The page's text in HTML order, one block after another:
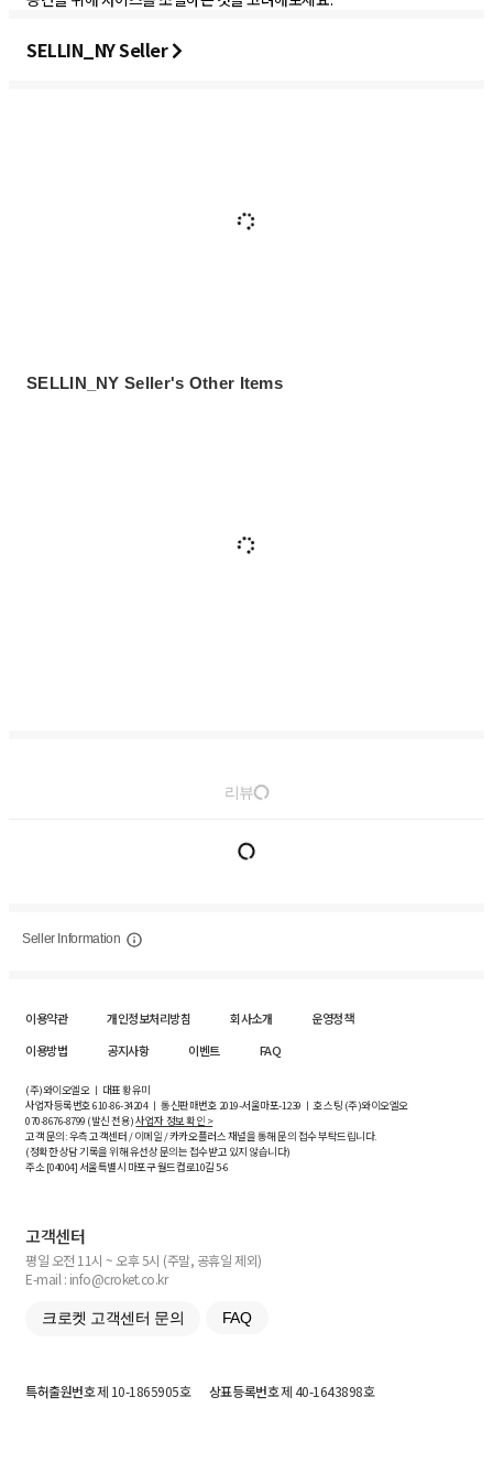
SELLIN_NY Seller
SELLIN_NY Seller's Other Items
리뷰
Seller Information
이용약관 개인정보처리방침 회사소개
운영정책
이용방법
공지사항 이벤트 FAQ
(주)와이오엘오 ㅣ 대표 황유미
사업자등록번호610-86-34204ㅣ 통신판매번호 2019-서울마포-1239 ㅣ 호스팅 (주)와이오엘오
070-8676-8799 (발신 전용)사업자 정보 확인 >
고객 문의: 우측 고객센터 / 이메일 / 카카오플러스 채널을 통해 문의 접수 부탁드립니다.
(정확한 상담 기록을 위해 유선상 문의는 접수받고 있지 않습니다)
주소 [04004] 서울특별시 마포구 월드컵로10길5-6
고객센터
평일 오전 11시 ~ 오후 5시 (주말, 공휴일 제외)
E-mail : info@croket.co.kr
크로켓 고객센터 문의 FAQ
특허출원번호제 10-1865905호 상표등록번호제 40-1643898호